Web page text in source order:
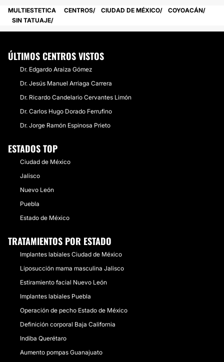
MULTIESTETICA CENTROS CIUDAD DE MÉXICO
COYOACÁN
SIN TATUAJE
ÚLTIMOS CENTROS VISTOS
Dr. Edgardo Araiza Gómez
Dr. Jesús Manuel Arriaga Carrera
Dr. Ricardo Candelario Cervantes Limón
Dr. Carlos Hugo Dorado Ferrufino
Dr. Jorge Ramón Espinosa Prieto
ESTADOS TOP
Ciudad de México
Jalisco
Nuevo León
Puebla
Estado de México
TRATAMIENTOS POR ESTADO
Implantes labiales Ciudad de México
Liposucción mama masculina Jalisco
Estiramiento facial Nuevo León
Implantes labiales Puebla
Operación de pecho Estado de México
Definición corporal Baja California
Indiba Querétaro
Aumento pompas Guanajuato